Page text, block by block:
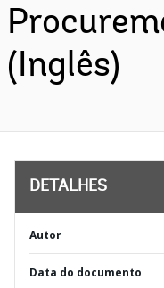
(Inglês)
DETALHES
Autor
Data do documento